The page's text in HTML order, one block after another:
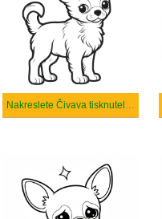
Nakreslete Čivava tisknutelné